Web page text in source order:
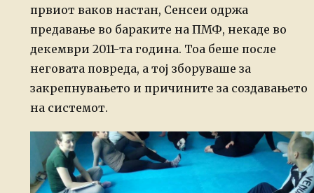
првиот ваков настан, Сенсеи одржа
предавање во бараките на ПМФ, некаде во
декември 2011-та година. Тоа беше после
неговата повреда, а тој зборуваше за
закрепнувањето и причините за создавањето
на системот.